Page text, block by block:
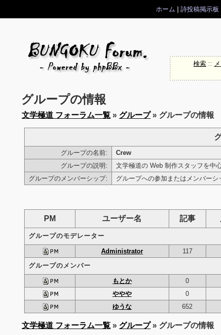
ホーム 詩投稿掲示板
検索::
グループの情報
文学極道 フォーラム一覧 » グループ» グループの情報
グループの名前:
Crew
グループの説明:
文学極道の Web 制作スタッフを中
グループのメンバーシップ:
グループへの参加またはメンバー
PM ユーザー名 記事
グループのモデレーター
Administrator
117
グループのメンバー
もとか
0
ややや
0
ゆうな
652
文学極道 フォーラム一覧 » グループ» グループの情報